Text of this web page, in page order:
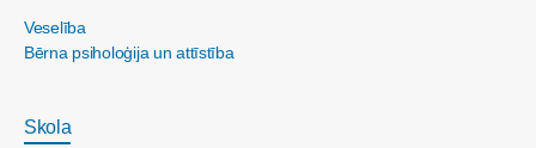
Veselība
Bērna psiholoģija un attīstība
Skola